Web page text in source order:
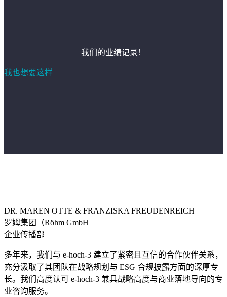
我们的业绩记录！
我也想要这样
DR. MAREN OTTE & FRANZISKA FREUDENREICH
罗姆集团（Röhm GmbH
企业传播部
多年来，我们与 e-hoch-3 建立了紧密且互信的合作伙伴关系，
充分汲取了其团队在战略规划与 ESG 合规披露方面的深厚专
长。我们高度认可 e-hoch-3 兼具战略高度与商业落地导向的专
业咨询服务。